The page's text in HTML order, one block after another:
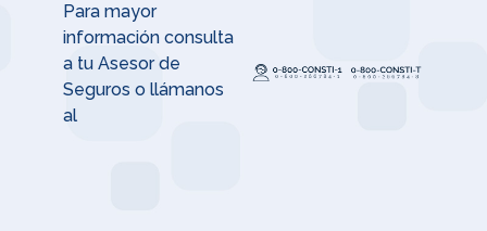
Para mayor
información consulta
a tu Asesor de
Seguros o llámanos
al